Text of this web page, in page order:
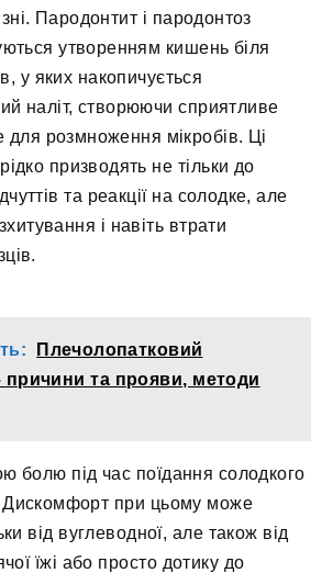
Пародонтит і пародонтоз
утворенням кишень біля
у яких накопичується
наліт, створюючи сприятливе
розмноження мікробів. Ці
призводять не тільки до
та реакції на солодке, але
і навіть втрати
Плечолопатковий
причини та прояви, методи
болю під час поїдання солодкого
Дискомфорт при цьому може
від вуглеводної, але також від
їжі або просто дотику до